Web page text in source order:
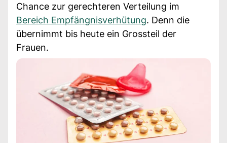
Chance zur gerechteren Verteilung im
Bereich Empfängnisverhütung. Denn die
übernimmt bis heute ein Grossteil der
Frauen.